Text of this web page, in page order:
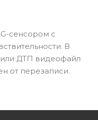
сенсором с
В
ДТП видеофайл
от перезаписи.